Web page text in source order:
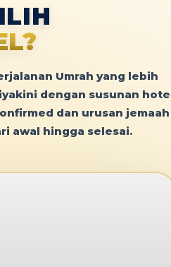
Umrah yang lebih
dengan susunan
dan urusan jemaah
awal hingga selesai.